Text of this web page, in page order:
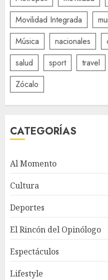
Movilidad Integrada
Música
nacionales
salud
sport travel
Zócalo
CATEGORÍAS
Al Momento
Cultura
Deportes
El Rincón del Opinólogo
Espectáculos
Lifestyle